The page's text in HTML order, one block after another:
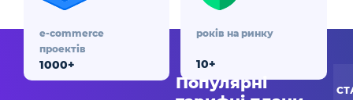
e-commerce
проектів
1000+
років на ринку
10+
Популярні